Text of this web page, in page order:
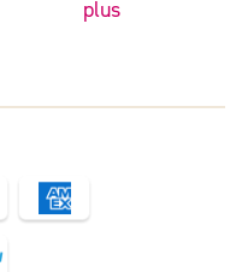
plus